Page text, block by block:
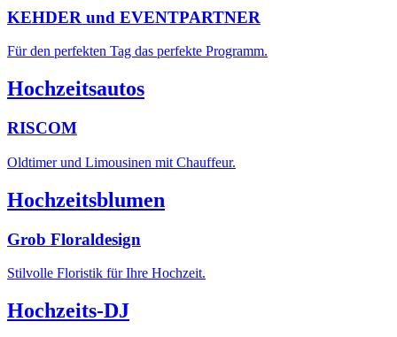
KEHDER und EVENTPARTNER
Für den perfekten Tag das perfekte Programm.
Hochzeitsautos
RISCOM
Oldtimer und Limousinen mit Chauffeur.
Hochzeitsblumen
Grob Floraldesign
Stilvolle Floristik für Ihre Hochzeit.
Hochzeits-DJ